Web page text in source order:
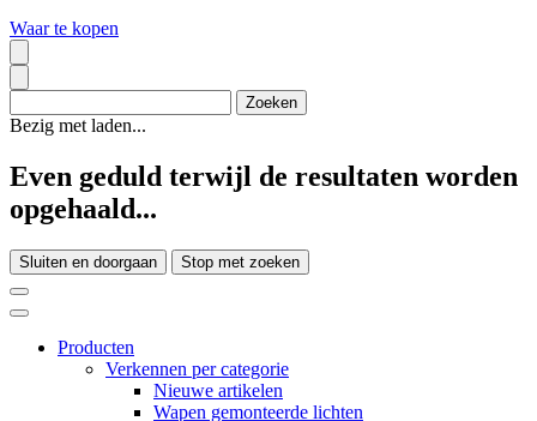
Waar te kopen
Bezig met laden...
Even geduld terwijl de resultaten worden
opgehaald...
Sluiten en doorgaan Stop met zoeken
Producten
Verkennen per categorie
Nieuwe artikelen
Wapen gemonteerde lichten